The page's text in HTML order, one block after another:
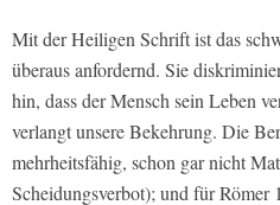
Mit der Heiligen Schrift ist das
überaus anfordernd. Sie
hin, dass der Mensch sein Leben
verlangt unsere Bekehrung. Die
mehrheitsfähig, schon gar nicht
Scheidungsverbot); und für Römer